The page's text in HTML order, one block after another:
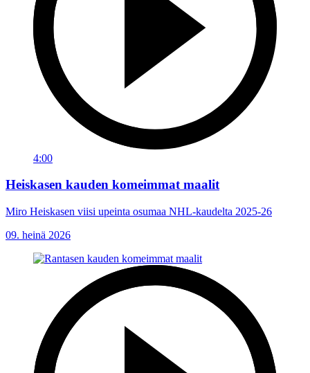
4:00
Heiskasen kauden komeimmat maalit
Miro Heiskasen viisi upeinta osumaa NHL-kaudelta 2025-26
09. heinä 2026